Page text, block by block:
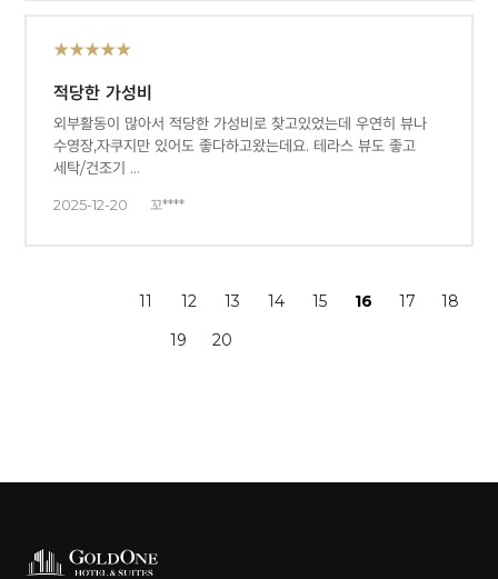
★★★★★
적당한 가성비
외부활동이 많아서 적당한 가성비로 찾고있었는데 우연히 뷰나
수영장,자쿠지만 있어도 좋다하고왔는데요. 테라스 뷰도 좋고
세탁/건조기 …
2025-12-20 꼬****
11 12 13 14 15 16 17
18
19
20